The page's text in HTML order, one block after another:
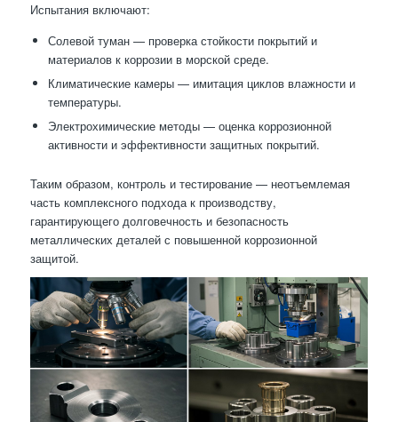
Испытания включают:
Солевой туман — проверка стойкости покрытий и
материалов к коррозии в морской среде.
Климатические камеры — имитация циклов влажности и
температуры.
Электрохимические методы — оценка коррозионной
активности и эффективности защитных покрытий.
Таким образом, контроль и тестирование — неотъемлемая
часть комплексного подхода к производству,
гарантирующего долговечность и безопасность
металлических деталей с повышенной коррозионной
защитой.